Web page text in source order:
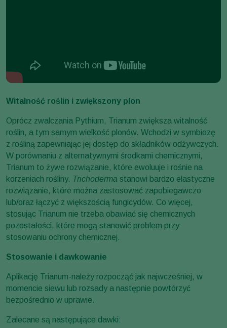
Witalność roślin i zwiększony plon
Oprócz zwalczania Pythium, Trianum zwiększa witalność
roślin, a tym samym wielkość plonów. Wchodzi w symbiozę
z rośliną zapewniając jej dostęp do składników odżywczych.
W porównaniu z alternatywnymi środkami chemicznymi,
Trianum to żywe rozwiązanie, które ewoluuje i rośnie na
korzeniach rośliny. Trichoderma stanowi bardzo elastyczne
rozwiązanie, które można zastosować zapobiegawczo
lub/oraz łączyć z większością fungicydów. Co więcej,
stosując Trianum nie trzeba obawiać się chemicznych
pozostałości, które mogą stanowić problem przy
stosowaniu ochrony chemicznej.
Stosowanie i dawkowanie
Aplikację Trianum-należy rozpocząć jak najwcześniej, w
momencie siewu lub rozsady a następnie powtórzyć
bezpośrednio w uprawie.
Zalecane są następujące dawki: